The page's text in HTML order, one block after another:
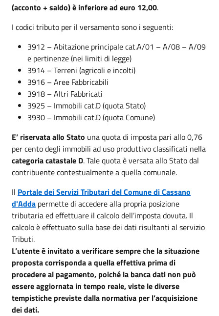
(acconto + saldo) è inferiore ad euro 12,00.
I codici tributo per il versamento sono i seguenti:
3912 – Abitazione principale cat.A/01 – A/08 – A/09
e pertinenze (nei limiti di legge)
3914 – Terreni (agricoli e incolti)
3916 – Aree Fabbricabili
3918 – Altri Fabbricati
3925 – Immobili cat.D (quota Stato)
3930 – Immobili cat.D (quota Comune)
E’ riservata allo Stato una quota di imposta pari allo 0,76
per cento degli immobili ad uso produttivo classificati nella
categoria catastale D. Tale quota è versata allo Stato dal
contribuente contestualmente a quella comunale.
Il Portale dei Servizi Tributari del Comune di Cassano
d'Adda permette di accedere alla propria posizione
tributaria ed effettuare il calcolo dell’imposta dovuta. Il
calcolo è effettuato sulla base dei dati risultanti al servizio
Tributi.
L’utente è invitato a verificare sempre che la situazione
proposta corrisponda a quella effettiva prima di
procedere al pagamento, poiché la banca dati non può
essere aggiornata in tempo reale, viste le diverse
tempistiche previste dalla normativa per l’acquisizione
dei dati.